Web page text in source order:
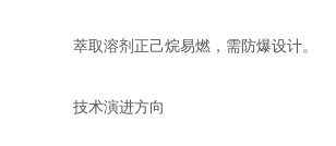
萃取溶剂正己烷易燃，需防爆设计。
技术演进方向